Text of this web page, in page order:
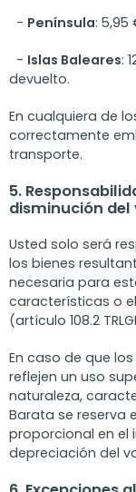
- Península:
- Islas Baleares:
devuelto.
En cualquiera de
correctamente
transporte.
5.
disminución del
Usted solo será
los bienes
necesaria para
características o
(artículo 108.2
En caso de que
reflejen un uso
naturaleza,
Barata se reserva
proporcional en el
depreciación del